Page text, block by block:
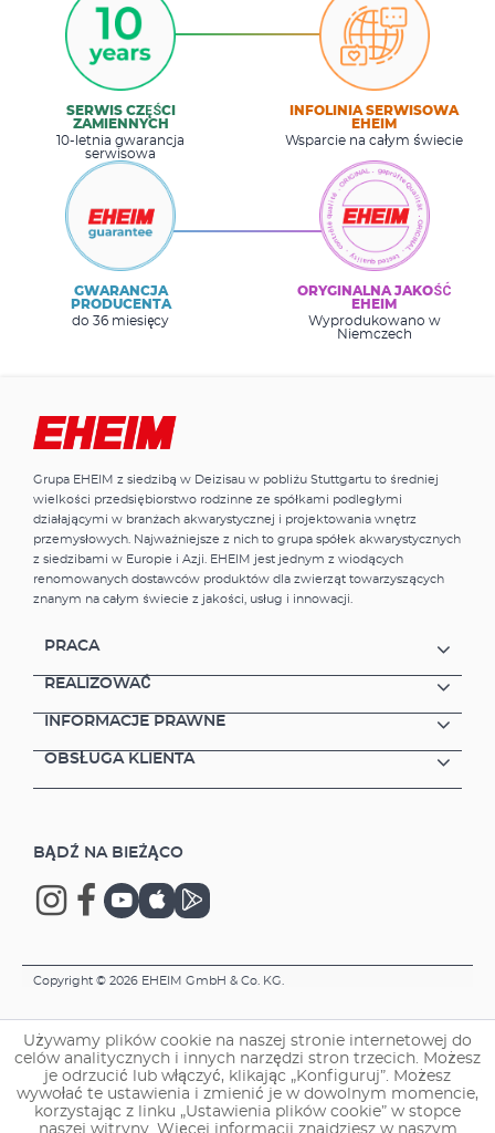
SERWIS CZĘŚCI
ZAMIENNYCH
10-letnia gwarancja
serwisowa
INFOLINIA SERWISOWA
EHEIM
Wsparcie na całym świecie
GWARANCJA
PRODUCENTA
do 36 miesięcy
ORYGINALNA JAKOŚĆ
EHEIM
Wyprodukowano w
Niemczech
Grupa EHEIM z siedzibą w Deizisau w pobliżu Stuttgartu to średniej
wielkości przedsiębiorstwo rodzinne ze spółkami podległymi
działającymi w branżach akwarystycznej i projektowania wnętrz
przemysłowych. Najważniejsze z nich to grupa spółek akwarystycznych
z siedzibami w Europie i Azji. EHEIM jest jednym z wiodących
renomowanych dostawców produktów dla zwierząt towarzyszących
znanym na całym świecie z jakości, usług i innowacji.
PRACA
REALIZOWAĆ
INFORMACJE PRAWNE
OBSŁUGA KLIENTA
BĄDŹ NA BIEŻĄCO
Copyright © 2026 EHEIM GmbH & Co. KG.
Używamy plików cookie na naszej stronie internetowej do
celów analitycznych i innych narzędzi stron trzecich. Możesz
je odrzucić lub włączyć, klikając „Konfiguruj”. Możesz
wywołać te ustawienia i zmienić je w dowolnym momencie,
korzystając z linku „Ustawienia plików cookie” w stopce
naszej witryny. Więcej informacji znajdziesz w naszym